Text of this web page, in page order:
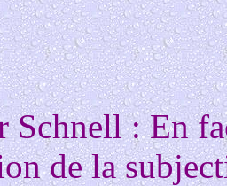
Schnell : En
de la